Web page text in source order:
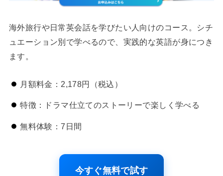
海外旅行や日常英会話を学びたい人向けのコース。シチ
ュエーション別で学べるので、実践的な英語が身につき
ます。
月額料金：2,178円（税込）
特徴：ドラマ仕立てのストーリーで楽しく学べる
無料体験：7日間
今すぐ無料で試す